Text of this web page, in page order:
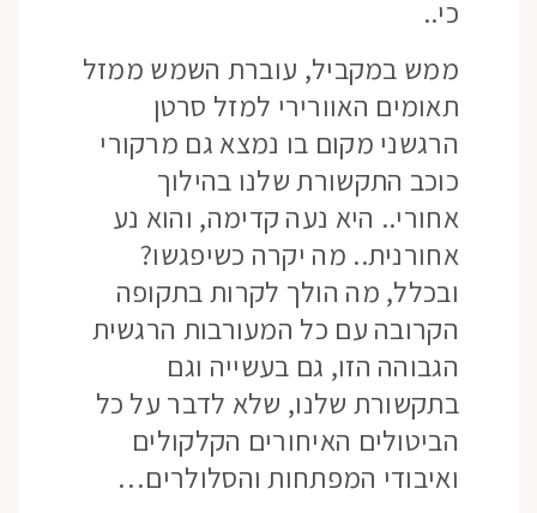
כי..
ממש במקביל, עוברת השמש ממזל
תאומים האוורירי למזל סרטן
הרגשני מקום בו נמצא גם מרקורי
כוכב התקשורת שלנו בהילוך
אחורי.. היא נעה קדימה, והוא נע
אחורנית.. מה יקרה כשיפגשו?
ובכלל, מה הולך לקרות בתקופה
הקרובה עם כל המעורבות הרגשית
הגבוהה הזו, גם בעשייה וגם
בתקשורת שלנו, שלא לדבר על כל
הביטולים האיחורים הקלקולים
ואיבודי המפתחות והסלולרים…